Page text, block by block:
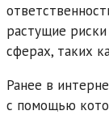
растущие
сферах, таких
Ранее в
с помощью